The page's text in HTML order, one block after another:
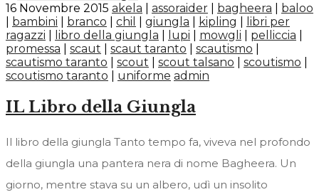
16 Novembre 2015 akela assoraider bagheera
baloo
bambini branco chil giungla kipling
libri per
ragazzi
libro della giungla lupi mowgli pelliccia
promessa
scaut scaut taranto scautismo
scautismo taranto
scout scout talsano scoutismo
scoutismo taranto
uniforme admin
IL Libro della Giungla
Il libro della giungla Tanto tempo fa, viveva nel profondo
della giungla una pantera nera di nome Bagheera. Un
giorno, mentre stava su un albero, udì un insolito